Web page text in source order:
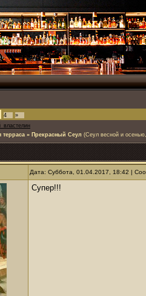
4 »
терраса » Прекрасный Сеул (Сеул весной и
Дата: Суббота, 01.04.2017, 18:42 |
Супер!!!